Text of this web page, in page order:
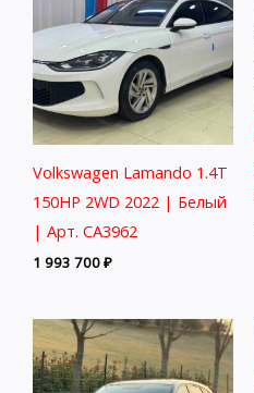
Volkswagen Lamando 1.4T
150HP 2WD 2022 | Белый
| Арт. CA3962
1 993 700₽